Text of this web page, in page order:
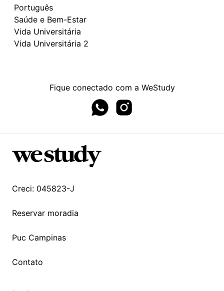
Português
Saúde e Bem-Estar
Vida Universitária
Vida Universitária 2
Fique conectado com a WeStudy
Creci: 045823-J
Reservar moradia
Puc Campinas
Contato